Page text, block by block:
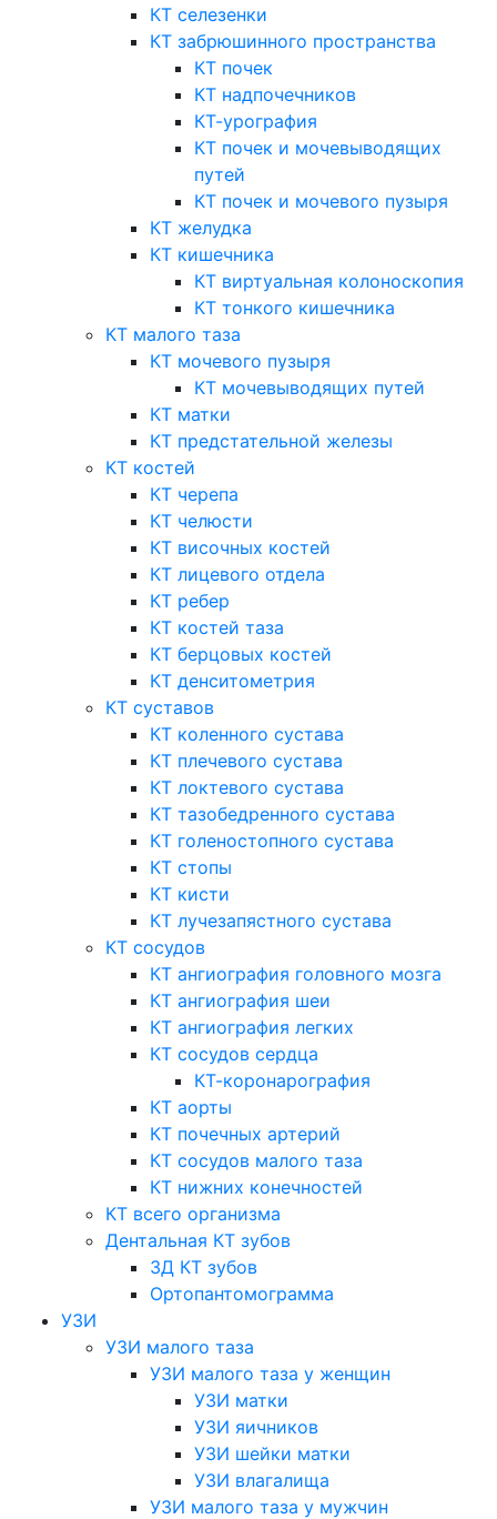
КТ селезенки
КТ забрюшинного пространства
КТ почек
КТ надпочечников
КТ-урография
КТ почек и мочевыводящих
путей
КТ почек и мочевого пузыря
КТ желудка
КТ кишечника
КТ виртуальная колоноскопия
КТ тонкого кишечника
КТ малого таза
КТ мочевого пузыря
КТ мочевыводящих путей
КТ матки
КТ предстательной железы
КТ костей
КТ черепа
КТ челюсти
КТ височных костей
КТ лицевого отдела
КТ ребер
КТ костей таза
КТ берцовых костей
КТ денситометрия
КТ суставов
КТ коленного сустава
КТ плечевого сустава
КТ локтевого сустава
КТ тазобедренного сустава
КТ голеностопного сустава
КТ стопы
КТ кисти
КТ лучезапястного сустава
КТ сосудов
КТ ангиография головного мозга
КТ ангиография шеи
КТ ангиография легких
КТ сосудов сердца
КТ-коронарография
КТ аорты
КТ почечных артерий
КТ сосудов малого таза
КТ нижних конечностей
КТ всего организма
Дентальная КТ зубов
3Д КТ зубов
Ортопантомограмма
УЗИ
УЗИ малого таза
УЗИ малого таза у женщин
УЗИ матки
УЗИ яичников
УЗИ шейки матки
УЗИ влагалища
УЗИ малого таза у мужчин